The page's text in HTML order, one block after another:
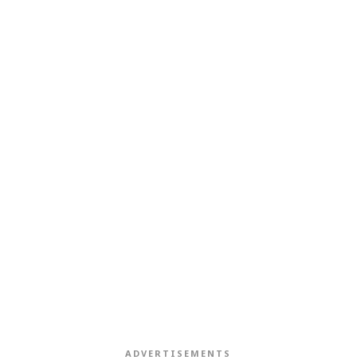
ADVERTISEMENTS